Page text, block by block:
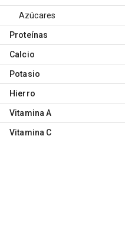
Azúcares
Proteínas
Calcio
Potasio
Hierro
Vitamina A
Vitamina C